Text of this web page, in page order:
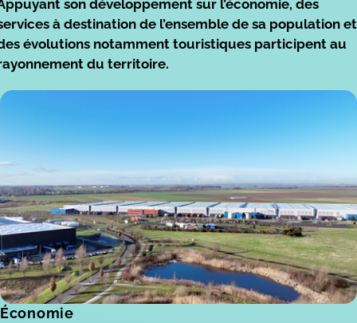
son développement sur l’économie, des
à destination de l’ensemble de sa population et
évolutions notamment touristiques participent au
du territoire.
Économie